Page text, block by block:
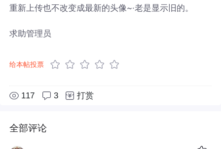
重新上传也不改变成最新的头像~·老是显示旧的。
求助管理员
给本帖投票
117 3 打赏
全部评论